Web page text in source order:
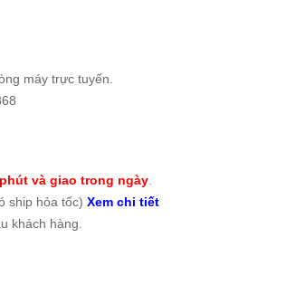
máy trực tuyến.
và giao trong ngày
ship hỏa tốc) Xem chi tiết
khách hàng.